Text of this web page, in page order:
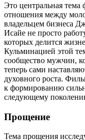
Это центральная тема
отношения между
владельцем бизнеса
Исайе не просто
которых делится
Кульминацией этой
сообщество мужчин,
теперь сами
духовного роста.
к формированию
следующему
Прощение
Тема прощения